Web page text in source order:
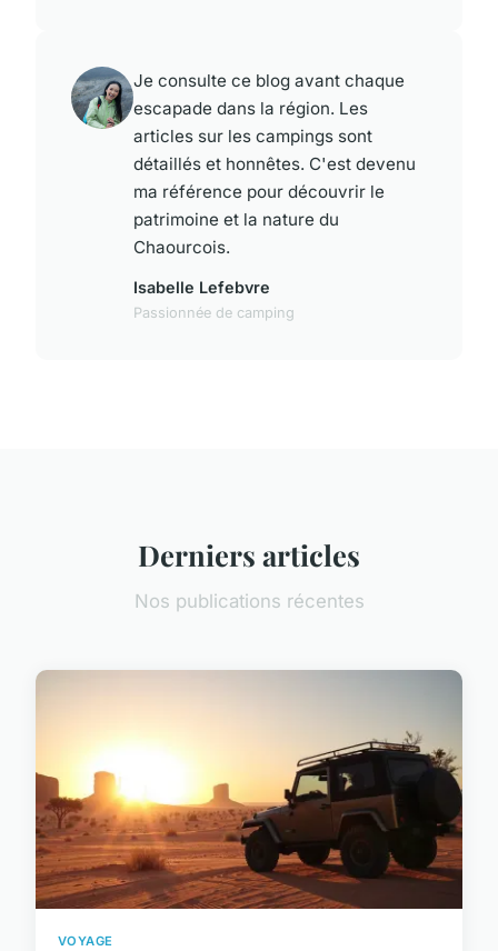
Je consulte ce blog avant chaque
escapade dans la région. Les
articles sur les campings sont
détaillés et honnêtes. C'est devenu
ma référence pour découvrir le
patrimoine et la nature du
Chaourcois.
Isabelle Lefebvre
Passionnée de camping
Derniers articles
Nos publications récentes
VOYAGE